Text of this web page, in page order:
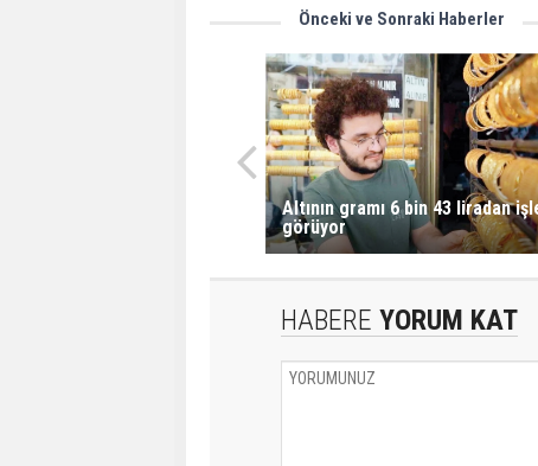
Önceki ve Sonraki Haberler
Altının gramı 6 bin 43 liradan
görüyor
HABERE YORUM KAT